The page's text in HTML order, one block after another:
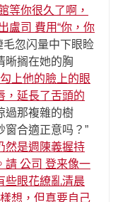
等你很久了啊，
盧司 費用“你，你
毛忽闪量中下眼睑
晰搁在她的胸
上他的臉上的眼
，延長了舌頭的
過那複雜的樹
合適正意吗？”
然是週陳義握持
請 公司 登来像一
些眼花繚亂清晨
想，但真要自己